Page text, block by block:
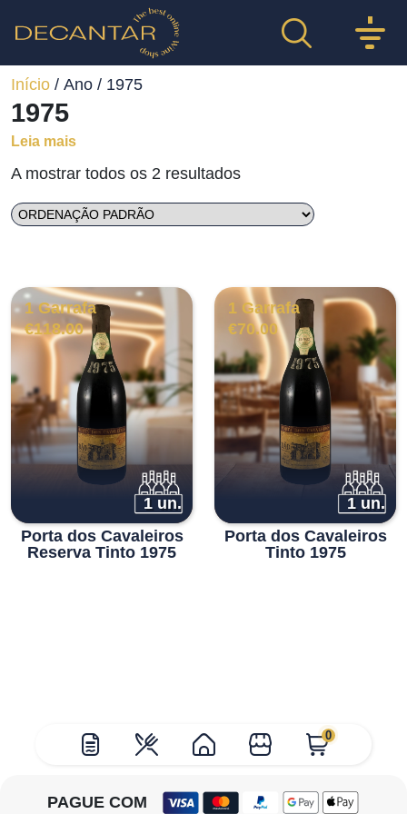
0
Início / Ano / 1975
1975
Leia mais
A mostrar todos os 2 resultados
1 Garrafa
€118.00
1 un.
Porta dos Cavaleiros
Reserva Tinto 1975
1 Garrafa
€70.00
1 un.
Porta dos Cavaleiros
Tinto 1975
PAGUE COM